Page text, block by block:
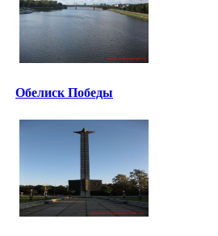
Обелиск Победы